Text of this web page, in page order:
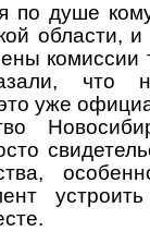
душе
области,
комиссии
что
уже